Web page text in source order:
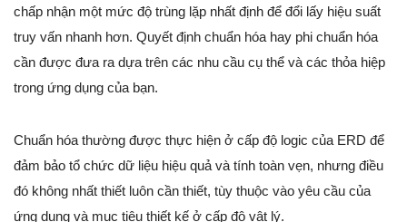
chấp nhận một mức độ trùng lặp nhất định để đổi lấy hiệu suất
truy vấn nhanh hơn. Quyết định chuẩn hóa hay phi chuẩn hóa
cần được đưa ra dựa trên các nhu cầu cụ thể và các thỏa hiệp
trong ứng dụng của bạn.
Chuẩn hóa thường được thực hiện ở cấp độ logic của ERD để
đảm bảo tổ chức dữ liệu hiệu quả và tính toàn vẹn, nhưng điều
đó không nhất thiết luôn cần thiết, tùy thuộc vào yêu cầu của
ứng dụng và mục tiêu thiết kế ở cấp độ vật lý.